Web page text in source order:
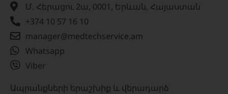
Մ. Հերացու 2ա, 0001, Երևան, Հայաստան
+374 10 57 16 10
manager@medtechservice.am
Whatsapp
Viber
Ապրանքների երաշխիք և վերադարձ